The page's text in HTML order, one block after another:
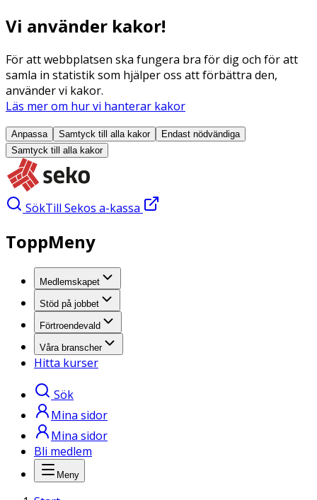
Vi använder kakor!
För att webbplatsen ska fungera bra för dig och för att
samla in statistik som hjälper oss att förbättra den,
använder vi kakor.
Läs mer om hur vi hanterar kakor
Anpassa Samtyck till alla kakor
Endast nödvändiga
Samtyck till alla kakor
SökTill Sekos a-kassa
ToppMeny
Medlemskapet
Stöd på jobbet
Förtroendevald
Våra branscher
Hitta kurser
Sök
Mina sidor
Mina sidor
Bli medlem
Meny